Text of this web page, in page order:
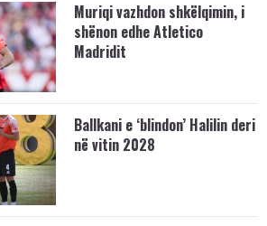
Muriqi vazhdon shkëlqimin, i
shënon edhe Atletico
Madridit
Ballkani e ‘blindon’ Halilin deri
në vitin 2028